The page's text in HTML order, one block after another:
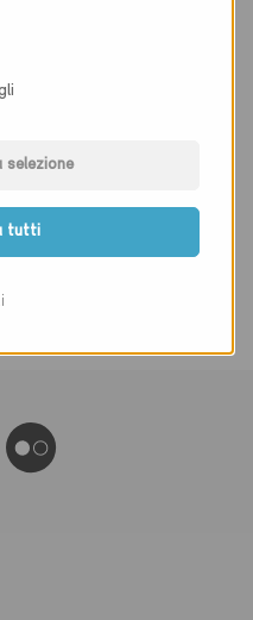
solari
dell'edificio, facciata,
selezione
tutti